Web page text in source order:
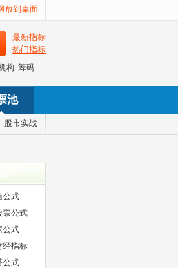
放到桌面
最新指标
热门指标
构 筹码
池
股市实战
公式
票公式
公式
经指标
公式